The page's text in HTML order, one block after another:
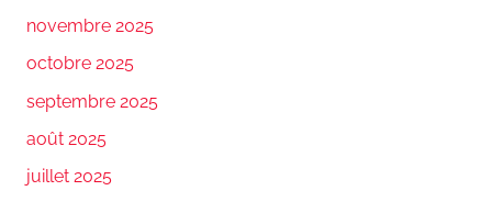
novembre 2025
octobre 2025
septembre 2025
août 2025
juillet 2025